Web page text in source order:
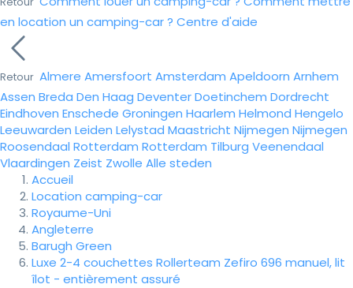
en location un camping-car ? Centre d'aide
Retour Almere Amersfoort Amsterdam Apeldoorn Arnhem
Assen Breda Den Haag DeventerDoetinchem Dordrecht
Eindhoven Enschede Groningen Haarlem Helmond Hengelo
Leeuwarden Leiden Lelystad Maastricht Nijmegen Nijmegen
Roosendaal Rotterdam Rotterdam Tilburg Veenendaal
Vlaardingen Zeist Zwolle Alle steden
Accueil
Location camping-car
Royaume-Uni
Angleterre
Barugh Green
Luxe 2-4 couchettes Rollerteam Zefiro 696 manuel, lit
îlot - entièrement assuré